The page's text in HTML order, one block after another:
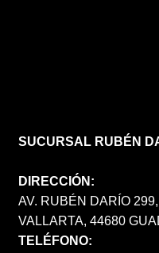
SUCURSAL RUBÉN
DIRECCIÓN:
AV. RUBÉN DARÍO
VALLARTA, 44680
TELÉFONO: